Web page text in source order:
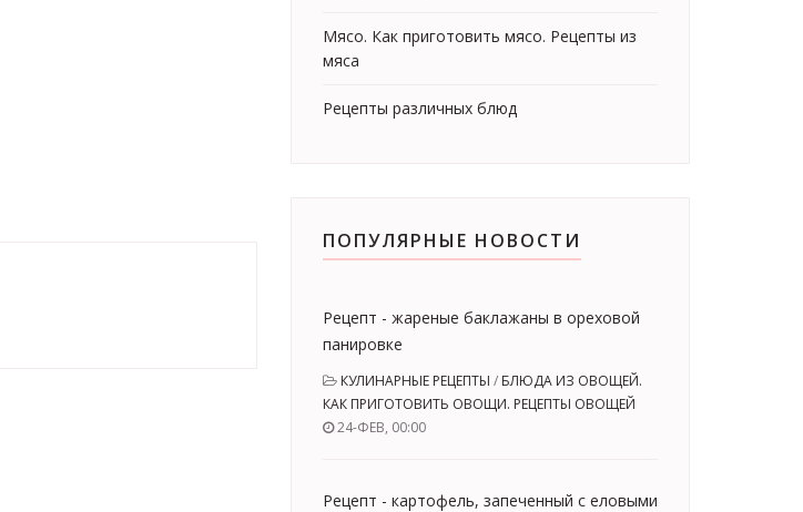
Мясо. Как приготовить мясо. Рецепты из
мяса
Рецепты различных блюд
ПОПУЛЯРНЫЕ НОВОСТИ
Рецепт - жареные баклажаны в ореховой
панировке
КУЛИНАРНЫЕ РЕЦЕПТЫ / БЛЮДА ИЗ ОВОЩЕЙ.
КАК ПРИГОТОВИТЬ ОВОЩИ. РЕЦЕПТЫ ОВОЩЕЙ
24-ФЕВ, 00:00
Рецепт - картофель, запеченный с еловыми